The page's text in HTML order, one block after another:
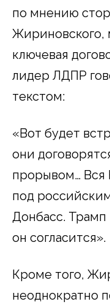
по мнению
Жириновского,
ключевая
лидер ЛДПР
текстом:
«Вот будет
они
прорывом… Вся
под
Донбасс. Трамп
он согласится».
Кроме того,
неоднократно